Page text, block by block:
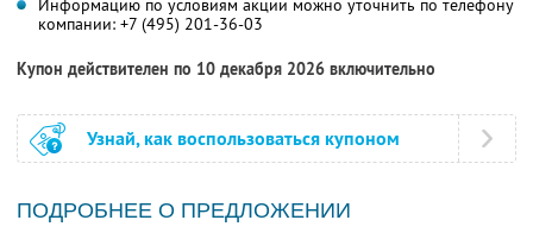
Информацию по условиям акции можно уточнить по телефону
компании: +7 (495) 201-36-03
Купон действителен по 10 декабря 2026 включительно
Узнай, как воспользоваться купоном
ПОДРОБНЕЕ О ПРЕДЛОЖЕНИИ